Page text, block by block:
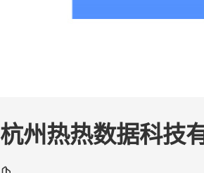
杭州热热数据科技